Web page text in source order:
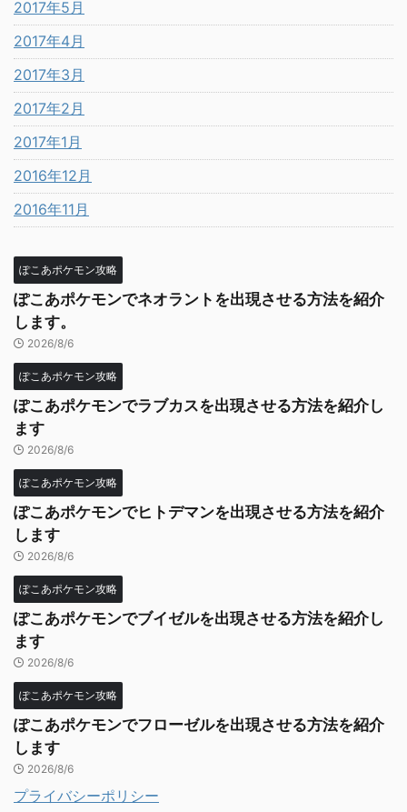
2017年5月
2017年4月
2017年3月
2017年2月
2017年1月
2016年12月
2016年11月
ぽこあポケモン攻略
ぽこあポケモンでネオラントを出現させる方法を紹介
します。
2026/8/6
ぽこあポケモン攻略
ぽこあポケモンでラブカスを出現させる方法を紹介し
ます
2026/8/6
ぽこあポケモン攻略
ぽこあポケモンでヒトデマンを出現させる方法を紹介
します
2026/8/6
ぽこあポケモン攻略
ぽこあポケモンでブイゼルを出現させる方法を紹介し
ます
2026/8/6
ぽこあポケモン攻略
ぽこあポケモンでフローゼルを出現させる方法を紹介
します
2026/8/6
プライバシーポリシー